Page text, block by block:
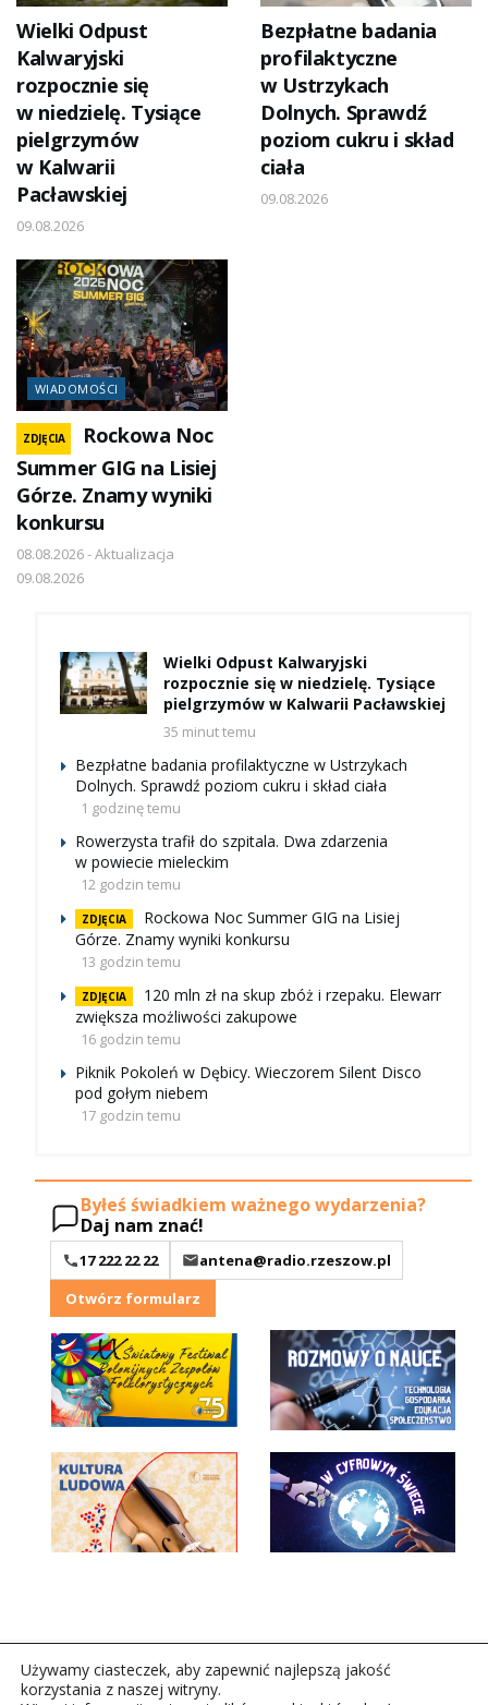
Wielki Odpust
Kalwaryjski
rozpocznie się
w niedzielę. Tysiące
pielgrzymów
w Kalwarii
Pacławskiej
09.08.2026
Bezpłatne badania
profilaktyczne
w Ustrzykach
Dolnych. Sprawdź
poziom cukru i skład
ciała
09.08.2026
WIADOMOŚCI
ZDJĘCIA
Rockowa Noc
Summer GIG na Lisiej
Górze. Znamy wyniki
konkursu
08.08.2026 - Aktualizacja
09.08.2026
Wielki Odpust Kalwaryjski
rozpocznie się w niedzielę. Tysiące
pielgrzymów w Kalwarii Pacławskiej
35 minut temu
Bezpłatne badania profilaktyczne w Ustrzykach
Dolnych. Sprawdź poziom cukru i skład ciała
1 godzinę temu
Rowerzysta trafił do szpitala. Dwa zdarzenia
w powiecie mieleckim
12 godzin temu
ZDJĘCIA
Rockowa Noc Summer GIG na Lisiej
Górze. Znamy wyniki konkursu
13 godzin temu
ZDJĘCIA
120 mln zł na skup zbóż i rzepaku. Elewarr
zwiększa możliwości zakupowe
16 godzin temu
Piknik Pokoleń w Dębicy. Wieczorem Silent Disco
pod gołym niebem
17 godzin temu
Byłeś świadkiem ważnego wydarzenia?
Daj nam znać!
17 222 22 22
antena@radio.rzeszow.pl
Otwórz formularz
Używamy ciasteczek, aby zapewnić najlepszą jakość
korzystania z naszej witryny.